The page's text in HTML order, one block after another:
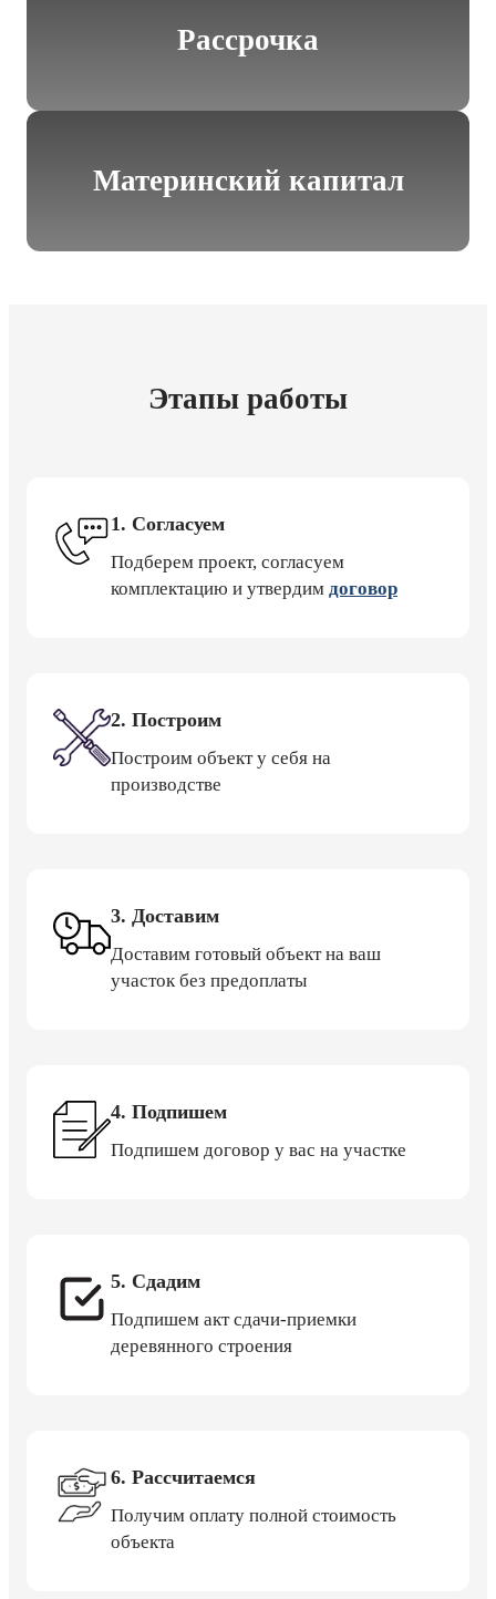
Рассрочка
Материнский капитал
Этапы работы
1. Согласуем
Подберем проект, согласуем
комплектацию и утвердим договор
2. Построим
Построим объект у себя на
производстве
3. Доставим
Доставим готовый объект на ваш
участок без предоплаты
4. Подпишем
Подпишем договор у вас на участке
5. Сдадим
Подпишем акт сдачи-приемки
деревянного строения
6. Рассчитаемся
Получим оплату полной стоимость
объекта